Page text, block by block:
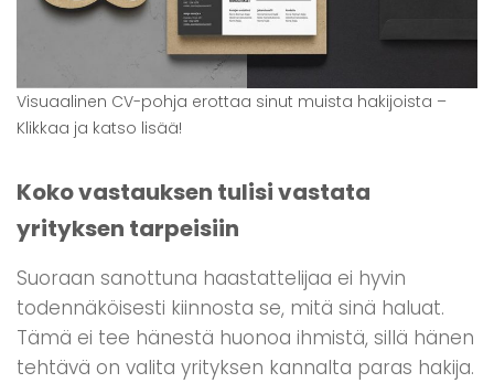
Visuaalinen CV-pohja erottaa sinut muista hakijoista –
Klikkaa ja katso lisää!
Koko vastauksen tulisi vastata
yrityksen tarpeisiin
Suoraan sanottuna haastattelijaa ei hyvin
todennäköisesti kiinnosta se, mitä sinä haluat.
Tämä ei tee hänestä huonoa ihmistä, sillä hänen
tehtävä on valita yrityksen kannalta paras hakija.